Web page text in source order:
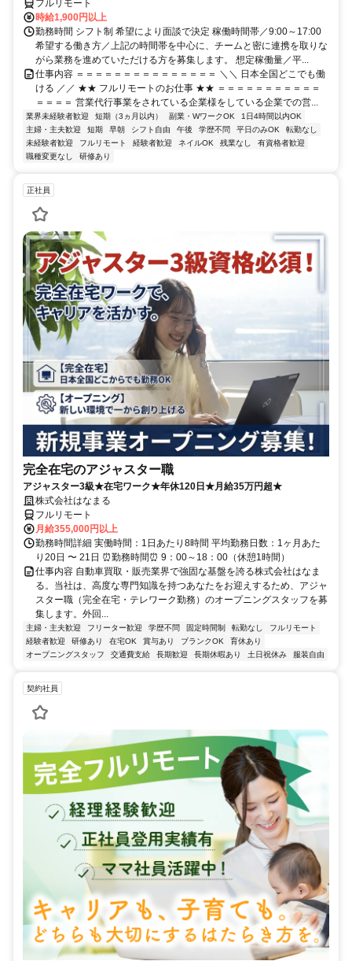
フルリモート
時給1,900円以上
勤務時間 シフト制 希望により面談で決定 稼働時間帯／9:00～17:00
希望する働き方／上記の時間帯を中心に、チームと密に連携を取りな
がら業務を進めていただける方を募集します。 想定稼働量／平...
仕事内容 ＝＝＝＝＝＝＝＝＝＝＝＝＝＝＝ ＼＼ 日本全国どこでも働
ける ／／ ★★ フルリモートのお仕事 ★★ ＝＝＝＝＝＝＝＝＝＝＝
＝＝＝＝ 営業代行事業をされている企業様をしている企業での営...
業界未経験者歓迎 短期（3ヵ月以内） 副業・WワークOK
1日4時間以内OK
主婦・主夫歓迎
短期 早朝 シフト自由 午後 学歴不問 平日のみOK
転勤なし
未経験者歓迎
フルリモート 経験者歓迎 ネイルOK 残業なし
有資格者歓迎
職種変更なし
研修あり
正社員
完全在宅のアジャスター職
アジャスター3級★在宅ワーク★年休120日★月給35万円超★
株式会社はなまる
フルリモート
月給355,000円以上
勤務時間詳細 実働時間：1日あたり8時間 平均勤務日数：1ヶ月あた
り20日 〜 21日 ⏰勤務時間⏰ 9：00～18：00（休憩1時間）
仕事内容 自動車買取・販売業界で強固な基盤を誇る株式会社はなま
る。当社は、高度な専門知識を持つあなたをお迎えするため、アジャ
スター職（完全在宅・テレワーク勤務）のオープニングスタッフを募
集します。外回...
主婦・主夫歓迎 フリーター歓迎 学歴不問 固定時間制 転勤なし
フルリモート
経験者歓迎
研修あり 在宅OK 賞与あり ブランクOK
育休あり
オープニングスタッフ
交通費支給 長期歓迎 長期休暇あり 土日祝休み 服装自由
契約社員